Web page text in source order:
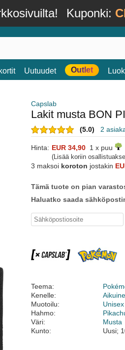
Kuponki:
Uutuudet Outlet
Capslab
Lakit musta BON
(5.0) 2
Hinta: EUR 34,90 1 x puu
(Lisää koriin
3 maksoi koroton jostakin
Tämä tuote on pian
Haluatko saada
Teema:
Kenelle:
Muotoilu:
Unisex
Hahmo:
Väri:
Musta
Kunto:
Uusi;